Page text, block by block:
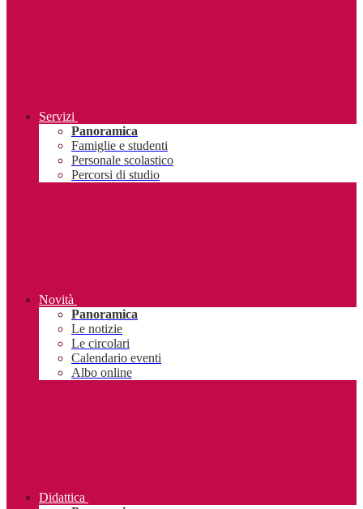
Servizi
Panoramica
Famiglie e studenti
Personale scolastico
Percorsi di studio
Novità
Panoramica
Le notizie
Le circolari
Calendario eventi
Albo online
Didattica